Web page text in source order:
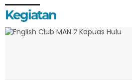
Kegiatan